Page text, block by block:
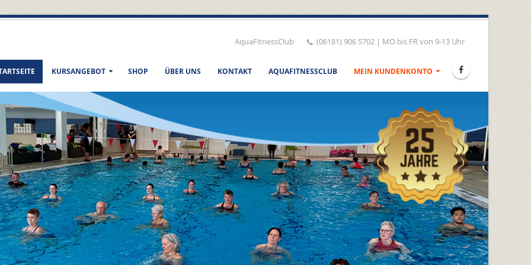
AquaFitnessClub (06181) 906 5702 | MO bis FR von 9-13 Uhr
KURSANGEBOT SHOP ÜBER UNS KONTAKT AQUAFITNESSCLUB MEIN KUNDENKONTO